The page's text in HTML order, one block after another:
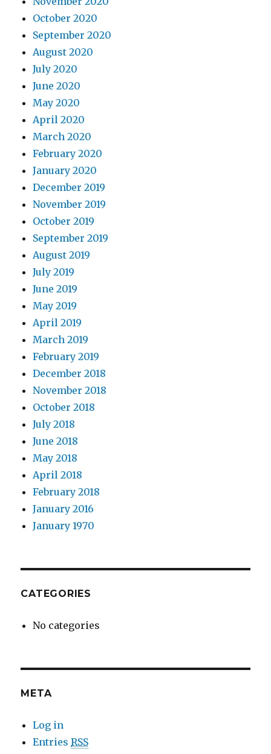
October 2020
September 2020
August 2020
July 2020
June 2020
May 2020
April 2020
March 2020
February 2020
January 2020
December 2019
November 2019
October 2019
September 2019
August 2019
July 2019
June 2019
May 2019
April 2019
March 2019
February 2019
December 2018
November 2018
October 2018
July 2018
June 2018
May 2018
April 2018
February 2018
January 2016
January 1970
CATEGORIES
No categories
META
Log in
EntriesRSS